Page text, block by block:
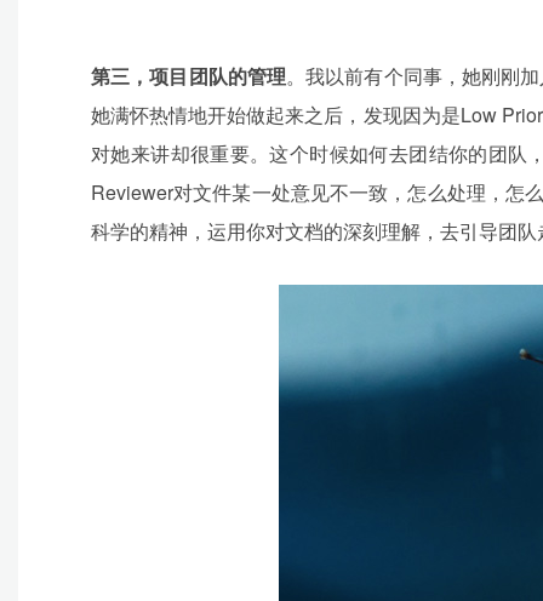
第三，项目团队的管理。我以前有个同事，她刚刚
她满怀热情地开始做起来之后，发现因为是Low
对她来讲却很重要。这个时候如何去团结你的团队
Reviewer对文件某一处意见不一致，怎么处理，怎
科学的精神，运用你对文档的深刻理解，去引导团